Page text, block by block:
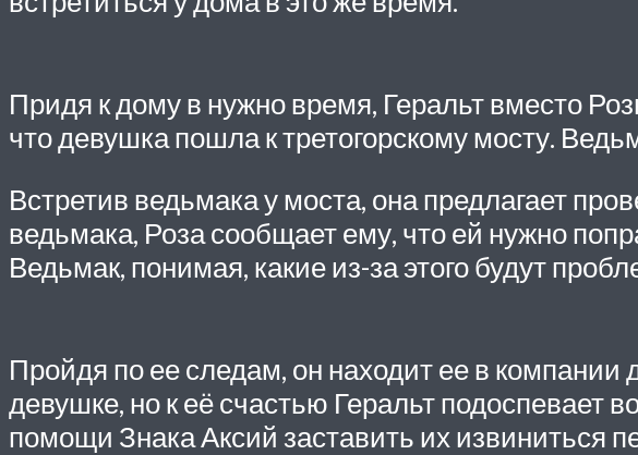
Придя к дому в нужно время, Геральт вместо
что девушка пошла к третогорскому мосту.
Встретив ведьмака у моста, она предлагает
ведьмака, Роза сообщает ему, что ей нужно
Ведьмак, понимая, какие из-за этого будут
Пройдя по ее следам, он находит ее в компании
девушке, но к её счастью Геральт подоспевает
помощи Знака Аксий заставить их извиниться